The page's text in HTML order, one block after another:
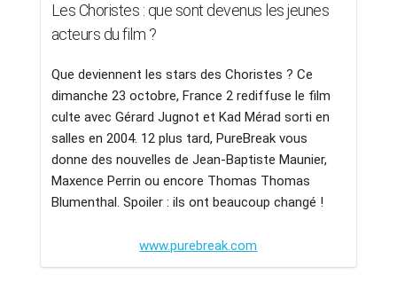
Les Choristes : que sont devenus les jeunes
acteurs du film ?
Que deviennent les stars des Choristes ? Ce
dimanche 23 octobre, France 2 rediffuse le film
culte avec Gérard Jugnot et Kad Mérad sorti en
salles en 2004. 12 plus tard, PureBreak vous
donne des nouvelles de Jean-Baptiste Maunier,
Maxence Perrin ou encore Thomas Thomas
Blumenthal. Spoiler : ils ont beaucoup changé !
www.purebreak.com